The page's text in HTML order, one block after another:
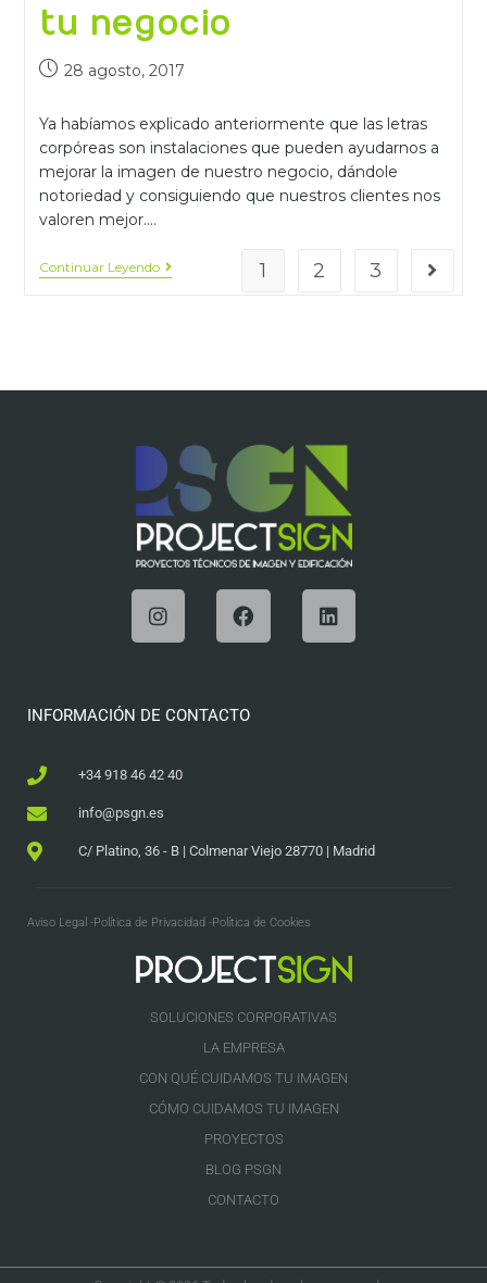
tu negocio
28 agosto, 2017
Ya habíamos explicado anteriormente que las letras
corpóreas son instalaciones que pueden ayudarnos a
mejorar la imagen de nuestro negocio, dándole
notoriedad y consiguiendo que nuestros clientes nos
valoren mejor.…
Continuar Leyendo 1 2 3
INFORMACIÓN DE CONTACTO
+34 918 46 42 40
info@psgn.es
C/ Platino, 36 - B | Colmenar Viejo 28770 | Madrid
Aviso Legal -Política de Privacidad -Política de Cookies
SOLUCIONES CORPORATIVAS
LA EMPRESA
CON QUÉ CUIDAMOS TU IMAGEN
CÓMO CUIDAMOS TU IMAGEN
PROYECTOS
BLOG PSGN
CONTACTO